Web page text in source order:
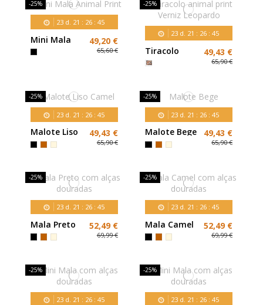
-25%
23d. 21 : 26: 44
Mini Mala
Animal Print
49,20 €
65,60 €
-25%
23 d. 21 : 26 :44
Tiracolo
animal print
Verniz
49,43 €
65,90 €
-25%
23d. 21 : 26: 44
Malote Liso
Camel
49,43 €
65,90 €
-25%
23 d. 21 : 26 :44
Malote Bege 49,43 €
65,90 €
-25%
23d. 21 : 26: 44
Mala Preto
com alças
douradas
52,49 €
69,99 €
-25%
23 d. 21 : 26 :44
Mala Camel
com alças
douradas
52,49 €
69,99 €
-25%
23d. 21 : 26: 44
-25%
23 d. 21 : 26 :44